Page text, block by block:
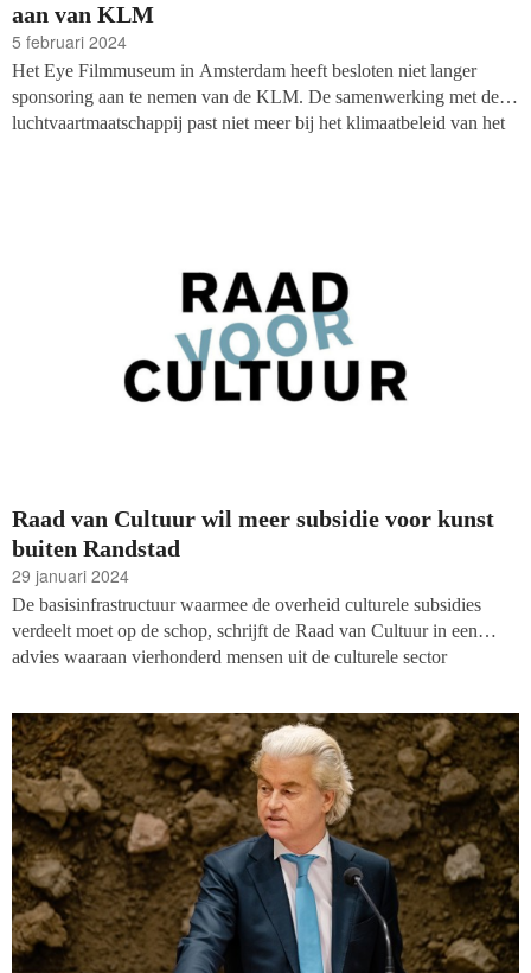
aan van KLM
5 februari 2024
Het Eye Filmmuseum in Amsterdam heeft besloten niet langer
sponsoring aan te nemen van de KLM. De samenwerking met de
luchtvaartmaatschappij past niet meer bij het klimaatbeleid van het
Raad van Cultuur wil meer subsidie voor kunst
buiten Randstad
29 januari 2024
De basisinfrastructuur waarmee de overheid culturele subsidies
verdeelt moet op de schop, schrijft de Raad van Cultuur in een
advies waaraan vierhonderd mensen uit de culturele sector
buiten de Randstad en een aantal specifieke sectoren, zoals jazz,
hiphop en fotografie. De Raad van Cultuur pleit voor een centraal
Rijkscultuurfonds dat landelijke subsidies verleent.